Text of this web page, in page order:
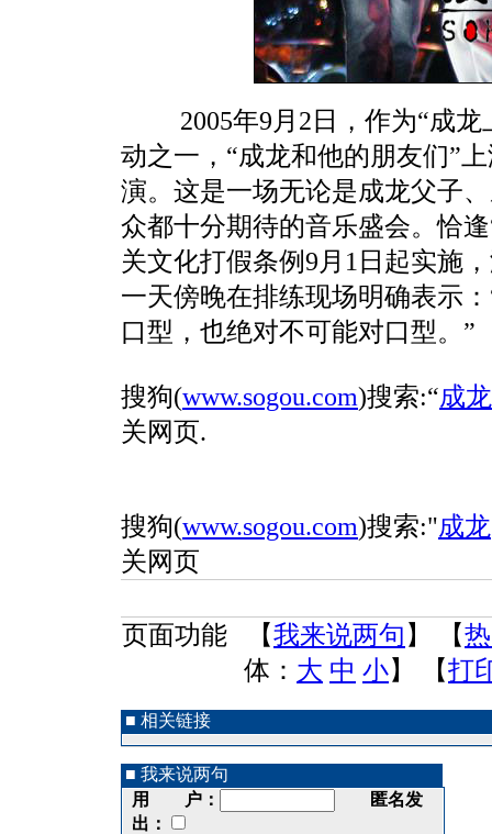
2005年9月2日，作为“成龙
动之一，“成龙和他的朋友们”
演。这是一场无论是成龙父子
众都十分期待的音乐盛会。恰
关文化打假条例9月1日起实施
一天傍晚在排练现场明确表示
口型，也绝对不可能对口型。”
搜狗(www.sogou.com)搜索:“成龙
关网页.
搜狗(www.sogou.com)搜索:"成龙
关网页
页面功能 【我来说两句 】 【
体： 大 中 小】 【打
■ 相关链接
■ 我来说两句
用 户：
匿名发
出：